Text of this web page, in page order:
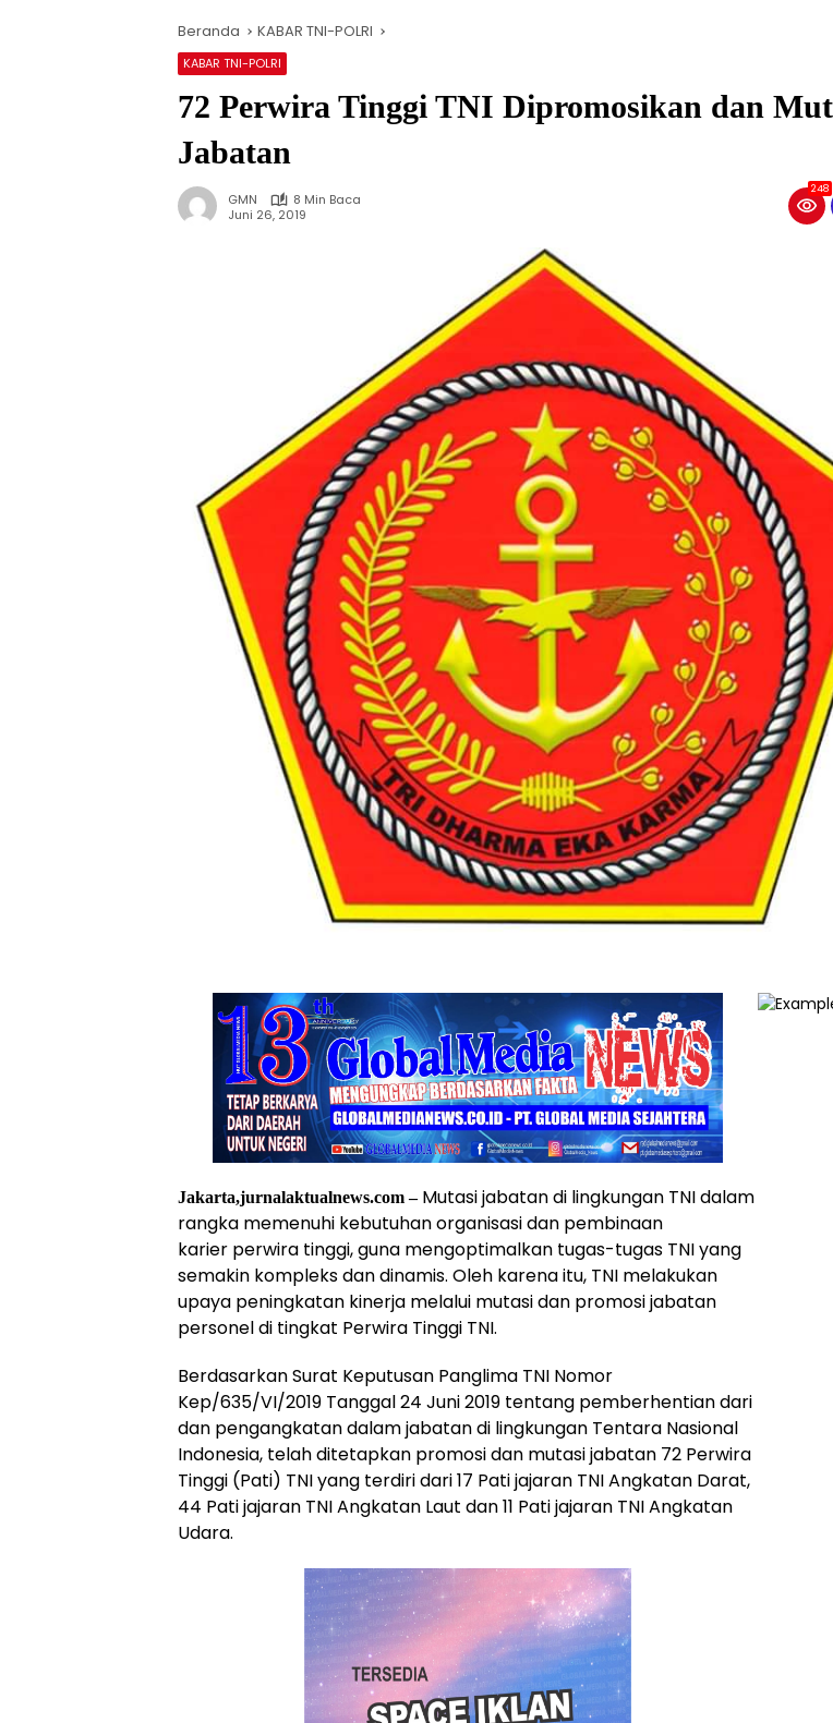
Beranda KABAR TNI-POLRI
KABAR TNI-POLRI
72 Perwira Tinggi TNI Dipromosikan dan
Jabatan
GMN
8 Min Baca
Juni 26, 2019
248
Jakarta,jurnalaktualnews.com –Mutasi jabatan di lingkungan TNI dalam
rangka memenuhi kebutuhan organisasi dan pembinaan
karier perwira tinggi, guna mengoptimalkan tugas-tugas TNI yang
semakin kompleks dan dinamis. Oleh karena itu, TNI melakukan
upaya peningkatan kinerja melalui mutasi dan promosi jabatan
personel di tingkat Perwira Tinggi TNI.
Berdasarkan Surat Keputusan Panglima TNI Nomor
Kep/635/VI/2019 Tanggal 24 Juni 2019 tentang pemberhentian dari
dan pengangkatan dalam jabatan di lingkungan Tentara Nasional
Indonesia, telah ditetapkan promosi dan mutasi jabatan 72 Perwira
Tinggi (Pati) TNI yang terdiri dari 17 Pati jajaran TNI Angkatan Darat,
44 Pati jajaran TNI Angkatan Laut dan 11 Pati jajaran TNI Angkatan
Udara.